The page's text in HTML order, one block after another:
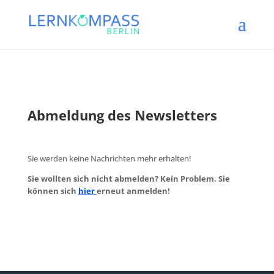
Abmeldung des Newsletters
Sie werden keine Nachrichten mehr erhalten!
Sie wollten sich nicht abmelden?Kein Problem. Sie
können sich hiererneut anmelden!